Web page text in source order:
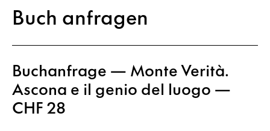
Buch anfragen
Buchanfrage — Monte Verità.
Ascona e il genio del luogo —
CHF 28